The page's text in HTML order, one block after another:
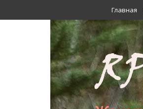
Главная